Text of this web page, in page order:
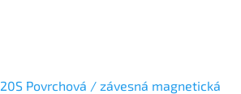
Povrchová / závesná magnetická